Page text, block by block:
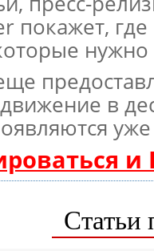
покажет,
в
Статьи